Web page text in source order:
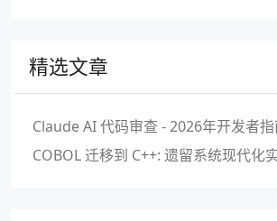
精选文章
Claude AI 代码审查 - 2026年开发者指
COBOL 迁移到 C++: 遗留系统现代化